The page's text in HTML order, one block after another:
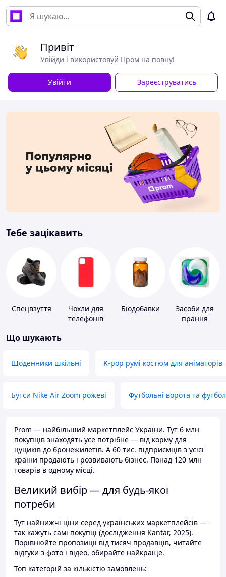
Привіт
Увійди і використовуй Пром на повну!
Увійти Зареєструватись
Тебе зацікавить
Спецвзуття
Чохли для
телефонів
Біодобавки
Засоби для
прання
Що шукають
Щоденники шкільні K-pop румі костюм для аніматорів
Бутси Nike Air Zoom рожеві Футбольні ворота та
Prom — найбільший маркетплейс України. Тут 6 млн
покупців знаходять усе потрібне — від корму для
цуциків до бронежилетів. А 60 тис. підприємців з усієї
країни продають і розвивають бізнес. Понад 120 млн
товарів в одному місці.
Великий вибір — для будь-якої
потреби
Тут найнижчі ціни серед українських маркетплейсів —
так кажуть самі покупці (дослідження Kantar, 2025).
Порівнюйте пропозиції від тисяч продавців, читайте
відгуки з фото і відео, обирайте найкраще.
Топ категорій за кількістю замовлень: